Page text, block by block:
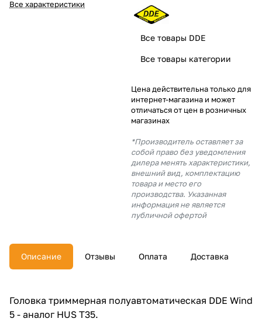
Все характеристики
Все товары DDE
Все товары категории
Цена действительна только для
интернет-магазина и может
отличаться от цен в розничных
магазинах
*Производитель оставляет за
собой право без уведомления
дилера менять характеристики,
внешний вид, комплектацию
товара и место его
производства. Указанная
информация не является
публичной офертой
Описание Отзывы Оплата Доставка
Головка триммерная полуавтоматическая DDE Wind
5 - аналог HUS T35.
% картой любого банка
% будут
с вашей карты
раз в 2
недели